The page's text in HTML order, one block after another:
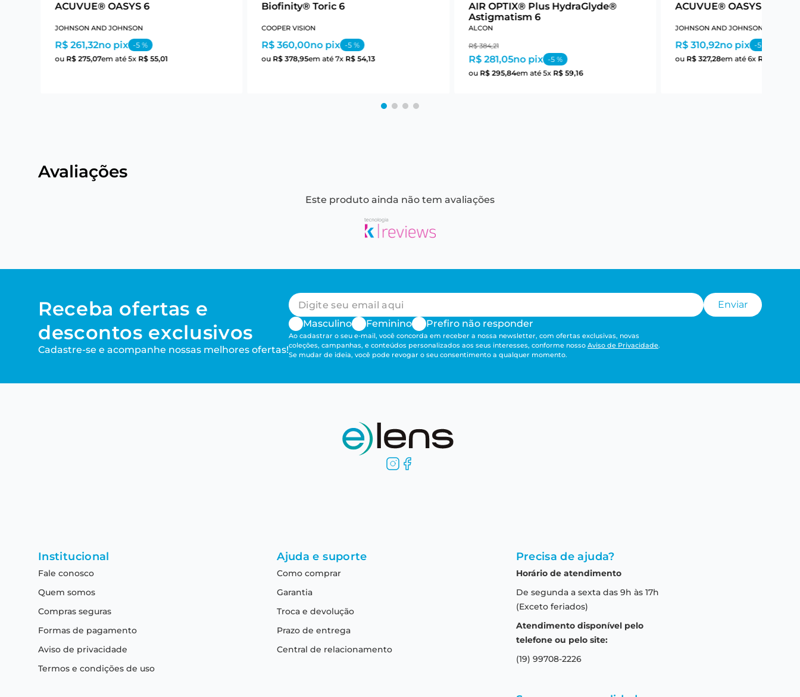
ACUVUE® OASYS 6
JOHNSON AND JOHNSON
R$ 261,32no pix -5%
ou R$ 275,07em até5x R$ 55,01
Biofinity® Toric 6
COOPER VISION
R$ 360,00no pix -5 %
ou R$ 378,95em até7x R$ 54,13
AIR OPTIX® Plus HydraGlyde®
Astigmatism 6
ALCON
R$ 384,21
R$ 281,05no pix -5%
ou R$ 295,84em até5x R$ 59,16
ACUVUE® OASYS
JOHNSON AND JOHNSON
R$ 310,92no pix -5
ou R$ 327,28em até6x R$
Avaliações
Este produto ainda não tem avaliações
Receba ofertas e
descontos exclusivos
Cadastre-se e acompanhe nossas melhores ofertas!
Enviar
Masculino
Feminino Prefiro não responder
Ao cadastrar o seu e-mail, você concorda em receber a nossa newsletter, com ofertas exclusivas, novas
coleções, campanhas, e conteúdos personalizados aos seus interesses, conforme nosso Aviso de Privacidade.
Se mudar de ideia, você pode revogar o seu consentimento a qualquer momento.
Institucional
Fale conosco
Quem somos
Compras seguras
Formas de pagamento
Aviso de privacidade
Termos e condições de uso
Ajuda e suporte
Como comprar
Garantia
Troca e devolução
Prazo de entrega
Central de relacionamento
Precisa de ajuda?
Horário de atendimento
De segunda a sexta das 9h às 17h
(Exceto feriados)
Atendimento disponível pelo
telefone ou pelo site:
(19) 99708-2226